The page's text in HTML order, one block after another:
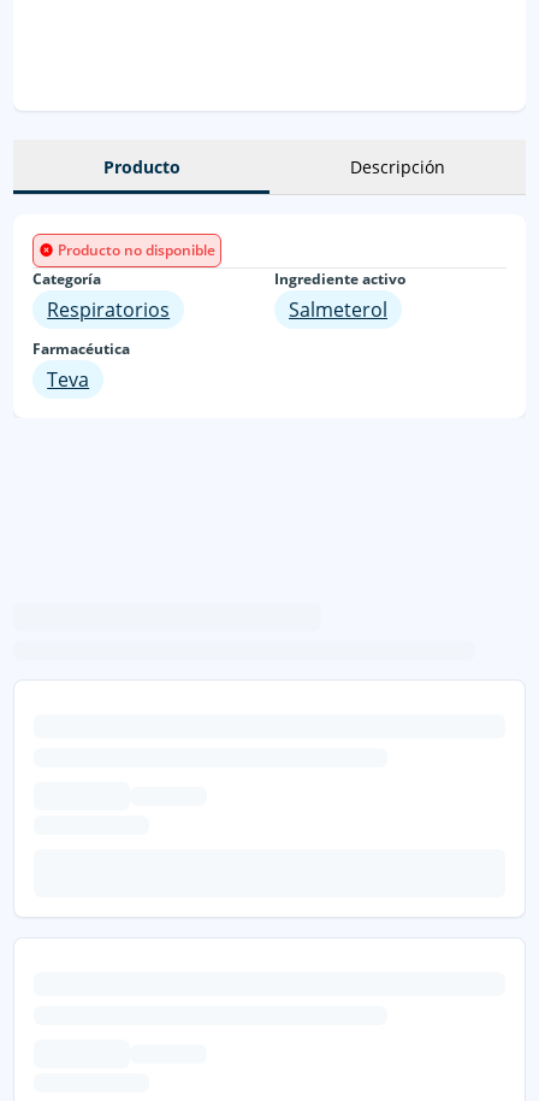
Producto Descripción
Producto no disponible
Categoría
Respiratorios
Ingrediente activo
Salmeterol
Farmacéutica
Teva